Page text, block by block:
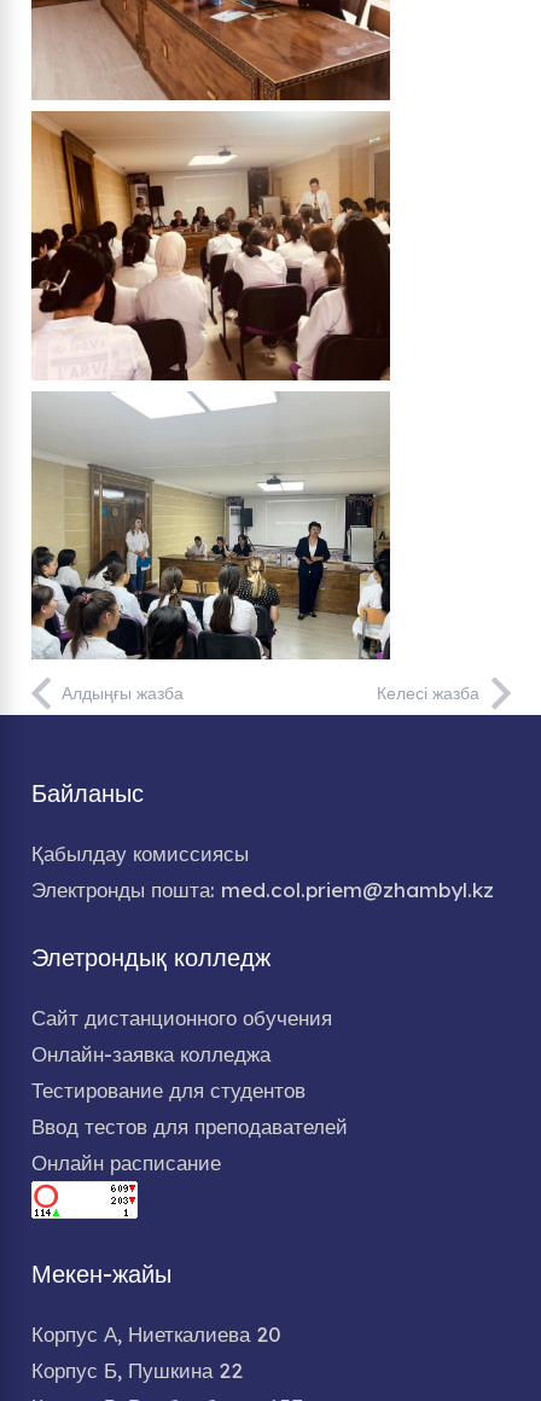
Алдыңғы жазба Келесі жазба
Байланыс
Қабылдау комиссиясы
Электронды пошта: med.col.priem@zhambyl.kz
Элетрондық колледж
Сайт дистанционного обучения
Онлайн-заявка колледжа
Тестирование для студентов
Ввод тестов для преподавателей
Онлайн расписание
Мекен-жайы
Корпус А, Ниеткалиева 20
Корпус Б, Пушкина 22